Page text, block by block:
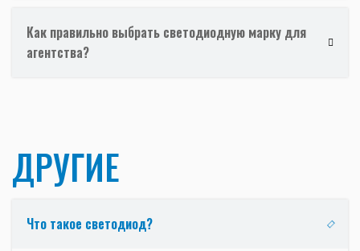
Как правильно выбрать светодиодную марку для
агентства?
ДРУГИЕ
Что такое светодиод?